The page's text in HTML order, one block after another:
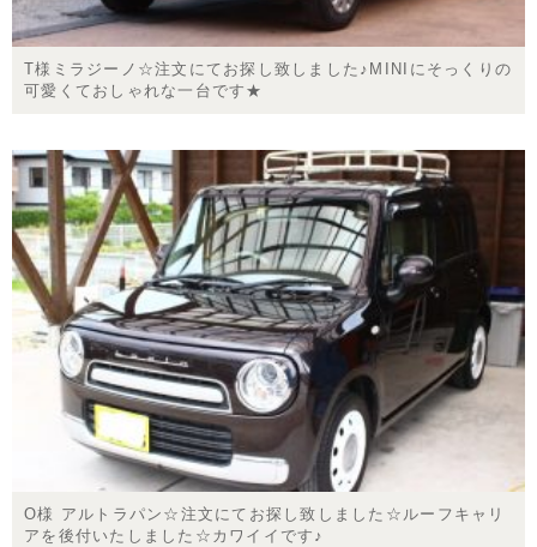
T様ミラジーノ☆注文にてお探し致しました♪MINIにそっくりの
可愛くておしゃれな一台です★
O様 アルトラパン☆注文にてお探し致しました☆ルーフキャリ
アを後付いたしました☆カワイイです♪